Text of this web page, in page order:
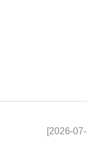
[2026-